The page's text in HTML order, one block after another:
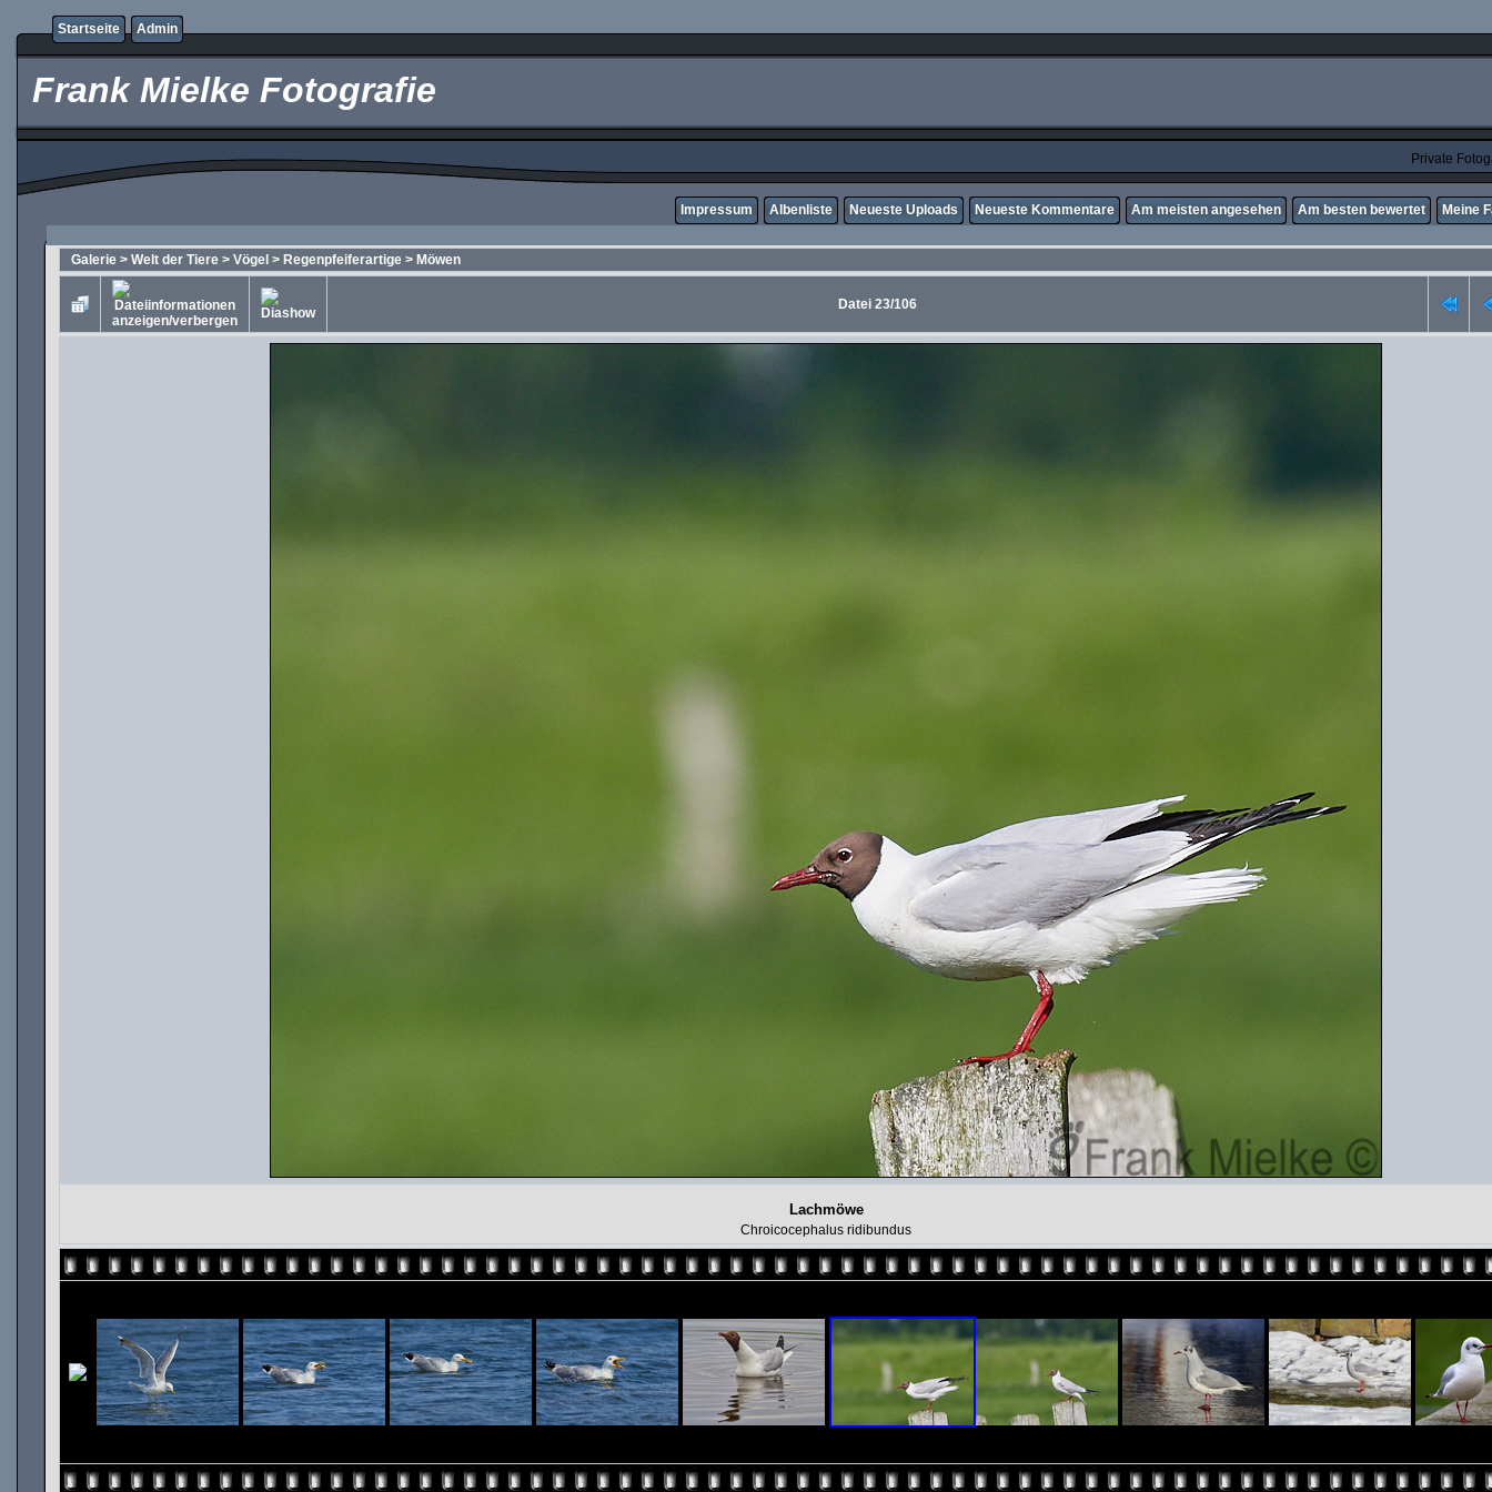
Startseite Admin
Frank Mielke Fotografie
Private
Impressum Albenliste Neueste Uploads Neueste Kommentare Am meisten angesehen Am besten bewertet Meine
Galerie > Welt der Tiere > Vögel > Regenpfeiferartige > Möwen
Datei 23/106
Lachmöwe
Chroicocephalus ridibundus